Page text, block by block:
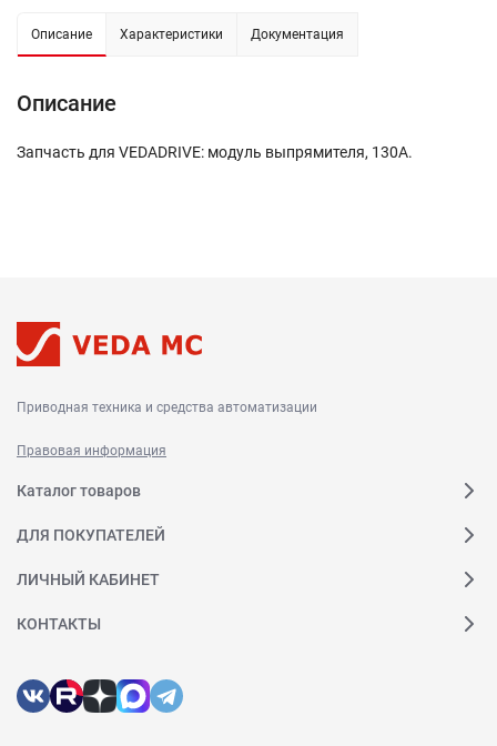
Описание Характеристики Документация
Описание
Запчасть для VEDADRIVE: модуль выпрямителя, 130А.
Приводная техника и средства автоматизации
Правовая информация
Каталог товаров
ДЛЯ ПОКУПАТЕЛЕЙ
ЛИЧНЫЙ КАБИНЕТ
КОНТАКТЫ